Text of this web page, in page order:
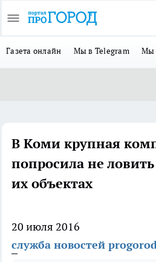
Газета онлайн Мы в Telegram Мы
В Коми крупная
попросила не
их объектах
20 июля 2016
служба новостей